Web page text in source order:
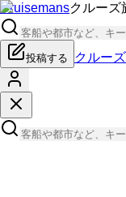
Cruisemansクルーズ
投稿する クルー